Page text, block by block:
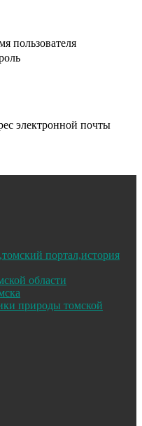
пользователя
электронной почты
портал,история
области
природы томской